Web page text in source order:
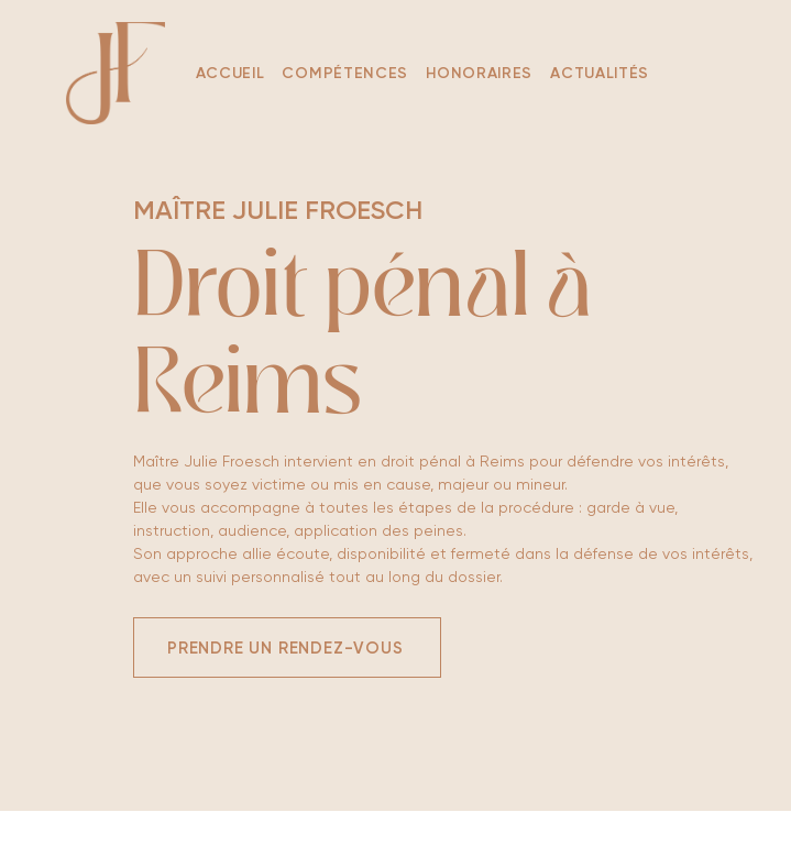
ACCUEIL COMPÉTENCES HONORAIRES ACTUALITÉS
MAÎTRE JULIE FROESCH
Droit pénal à
Reims
Maître Julie Froesch intervient en droit pénal à Reims pour défendre vos intérêts,
que vous soyez victime ou mis en cause, majeur ou mineur.
Elle vous accompagne à toutes les étapes de la procédure : garde à vue,
instruction, audience, application des peines.
Son approche allie écoute, disponibilité et fermeté dans la défense de vos intérêts,
avec un suivi personnalisé tout au long du dossier.
PRENDRE UN RENDEZ-VOUS